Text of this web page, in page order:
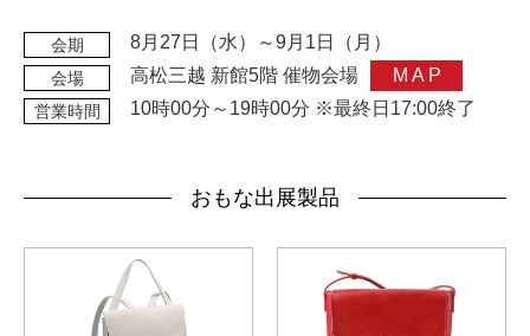
会期 8月27日（水）～9月1日（月）
会場 高松三越 新館5階 催物会場 MAP
営業時間 10時00分～19時00分 ※最終日17:00終了
おもな出展製品